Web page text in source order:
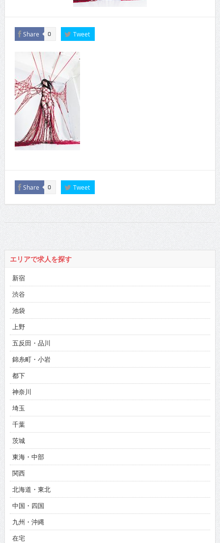
Share 0 Tweet
Share 0 Tweet
エリアで求人を探す
新宿
渋谷
池袋
上野
五反田・品川
錦糸町・小岩
都下
神奈川
埼玉
千葉
茨城
東海・中部
関西
北海道・東北
中国・四国
九州・沖縄
在宅